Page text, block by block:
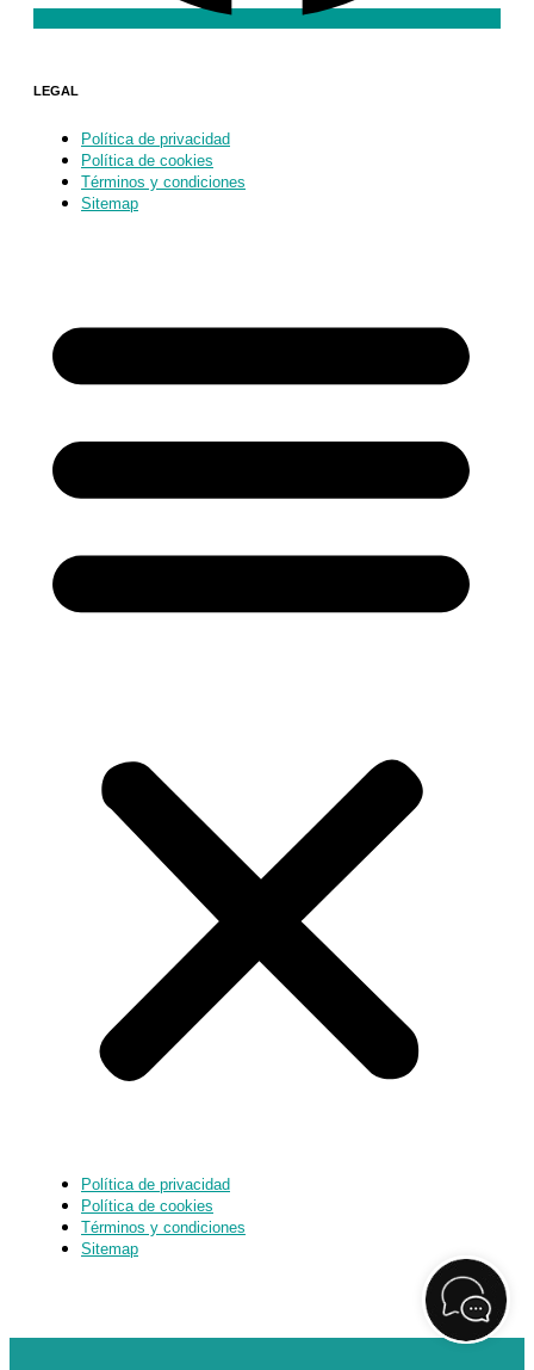
LEGAL
Política de privacidad
Política de cookies
Términos y condiciones
Sitemap
Política de privacidad
Política de cookies
Términos y condiciones
Sitemap